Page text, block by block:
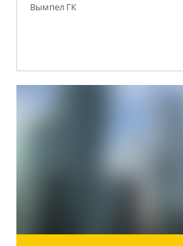
Вымпел ГК